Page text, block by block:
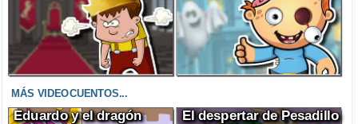
MÁS VIDEOCUENTOS...
Eduardo y el dragón El despertar de Pesadillo